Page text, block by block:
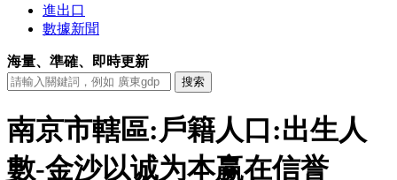
進出口
數據新聞
海量、準確、即時更新
南京市轄區:戶籍人口:出生人
數-金沙以诚为本赢在信誉